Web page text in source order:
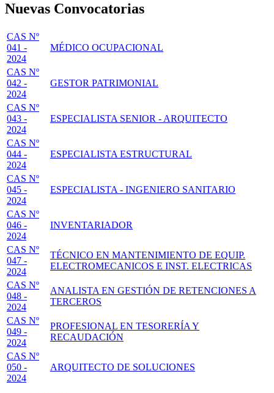
Nuevas Convocatorias
CAS Nº
041 -
2024
MÉDICO OCUPACIONAL
CAS Nº
042 -
2024
GESTOR PATRIMONIAL
CAS Nº
043 -
2024
ESPECIALISTA SENIOR - ARQUITECTO
CAS Nº
044 -
2024
ESPECIALISTA ESTRUCTURAL
CAS Nº
045 -
2024
ESPECIALISTA - INGENIERO SANITARIO
CAS Nº
046 -
2024
INVENTARIADOR
CAS Nº
047 -
2024
TÉCNICO EN MANTENIMIENTO DE EQUIP.
ELECTROMECANICOS E INST. ELECTRICAS
CAS Nº
048 -
2024
ANALISTA EN GESTIÓN DE RETENCIONES A
TERCEROS
CAS Nº
049 -
2024
PROFESIONAL EN TESORERÍA Y
RECAUDACIÓN
CAS Nº
050 -
2024
ARQUITECTO DE SOLUCIONES